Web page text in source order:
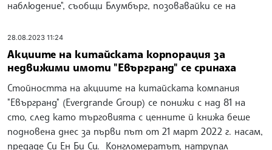
наблюдение", съобщи Блумбърг, позовавайки се на
28.08.2023 11:24
Акциите на китайската корпорация за
недвижими имоти "Евъргранд" се сринаха
Стойността на акциите на китайската компания
"Евъргранд" (Evergrande Group) се понижи с над 81 на
сто, след като търговията с ценните й книжа беше
подновена днес за първи път от 21 март 2022 г. насам,
предаде Си Ен Би Си. Конгломератът, натрупал